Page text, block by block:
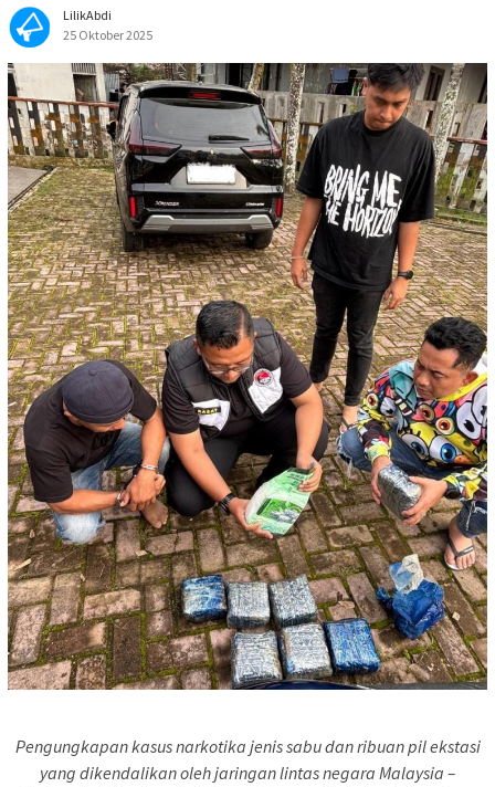
LilikAbdi
25 Oktober 2025
Pengungkapan kasus narkotika jenis sabu dan ribuan pil ekstasi
yang dikendalikan oleh jaringan lintas negara Malaysia –